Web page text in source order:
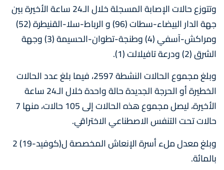
وتتوزع حالات الإصابة المسجلة خلال الـ24 ساعة الأخيرة بين
جهة الدار البيضاء-سطات (96) و الرباط-سلا-القنيطرة (52)
ومراكش-آسفي (4) وطنجة-تطوان-الحسيمة (3) وجهة
الشرق (2) ودرعة تافيلالت (1).
وبلغ مجموع الحالات النشطة 2597، فيما بلغ عدد الحالات
الخطيرة أو الحرجة الجديدة حالة واحدة خلال الـ24 ساعة
الأخيرة، ليصل مجموع هذه الحالات إلى 105 حالات، منها 7
حالات تحت التنفس الاصطناعي الاختراقي.
وبلغ معدل ملء أسرة الإنعاش المخصصة ل(كوفيد-19) 2
بالمائة.